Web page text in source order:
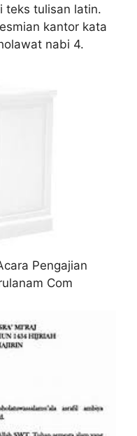
teks tulisan latin.
kantor kata
nabi 4.
Pengajian
Com